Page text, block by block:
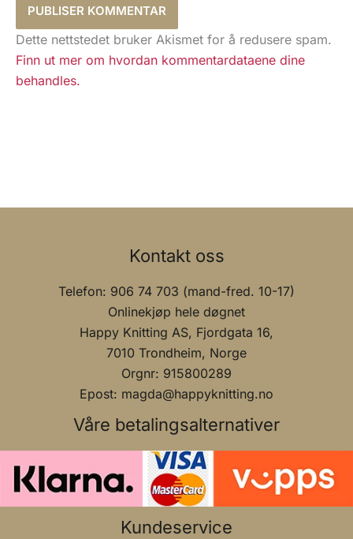
Dette nettstedet bruker Akismet for å redusere spam.
Finn ut mer om hvordan kommentardataene dine
behandles.
Kontakt oss
Telefon: 906 74 703 (mand-fred. 10-17)
Onlinekjøp hele døgnet
Happy Knitting AS, Fjordgata 16,
7010 Trondheim, Norge
Orgnr: 915800289
Epost: magda@happyknitting.no
Våre betalingsalternativer
Kundeservice